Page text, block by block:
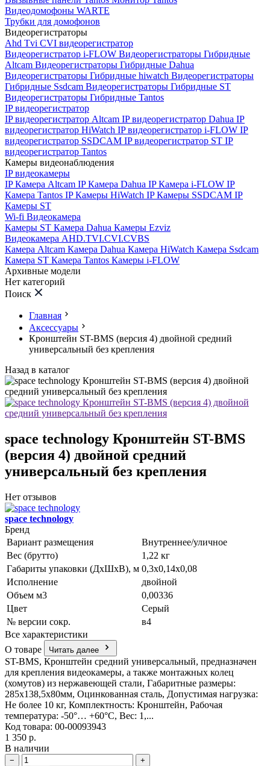
Видеодомофоны WARTE
Трубки для домофонов
Видеорегистраторы
Ahd Tvi CVI видеорегистратор
Видеорегистратор i-FLOW Видеорегистраторы Гибридные
Altcam Видеорегистраторы Гибридные Dahua
Видеорегистраторы Гибридные hiwatch Видеорегистраторы
Гибридные Ssdcam Видеорегистраторы Гибридные ST
Видеорегистраторы Гибридные Tantos
IP видеорегистратор
IP видеорегистратор Altcam IP видеорегистратор Dahua IP
видеорегистратор HiWatch IP видеорегистратор i-FLOW IP
видеорегистратор SSDCAM IP видеорегистратор ST IP
видеорегистратор Tantos
Камеры видеонаблюдения
IP видеокамеры
IP Камера Altcam IP Камера Dahua IP Камера i-FLOW IP
Камера Tantos IP Камеры HiWatch IP Камеры SSDCAM IP
Камеры ST
Wi-fi Видеокамера
Камеры ST Камера Dahua Камеры Ezviz
Видеокамера AHD.TVI.CVI.CVBS
Камера Altcam Камера Dahua Камера HiWatch Камера Ssdcam
Камера ST Камера Tantos Камеры i-FLOW
Архивные модели
Нет категорий
Поиск
Главная
Аксессуары
Кронштейн ST-BMS (версия 4) двойной средний
универсальный без крепления
Назад в каталог
space technology Кронштейн ST-BMS
(версия 4) двойной средний
универсальный без крепления
Нет отзывов
space technology
Бренд
Вариант размещения
Внутреннее/уличное
Вес (брутто)
1,22 кг
Габариты упаковки (ДхШхВ), м 0,3x0,14x0,08
Исполнение
двойной
Объем м3
0,00336
Цвет
Серый
№ версии сокр.
в4
Все характеристики
О товаре
Читать далее
ST-BMS, Кронштейн средний универсальный, предназначен
для крепления видеокамеры, а также монтажных колец
(хомутов) из нержавеющей стали, Габаритные размеры:
285х138,5х80мм, Оцинкованная сталь, Допустимая нагрузка:
Не более 10 кг, Комплектность: Кронштейн, Рабочая
температура: -50°… +60°С, Вес: 1,...
Код товара: 00-00093943
1 350 р.
В наличии
− +